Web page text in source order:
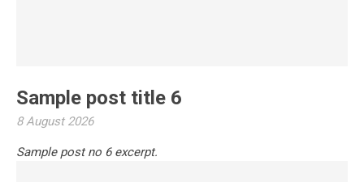
Sample post title 6
8 August 2026
Sample post no 6 excerpt.